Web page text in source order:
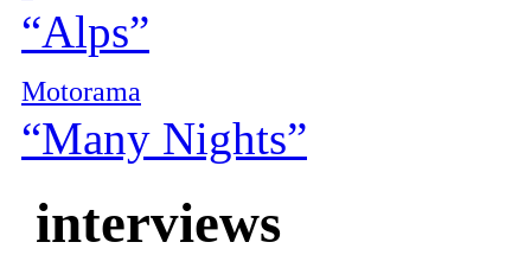
“Alps”
Motorama
“Many Nights”
interviews